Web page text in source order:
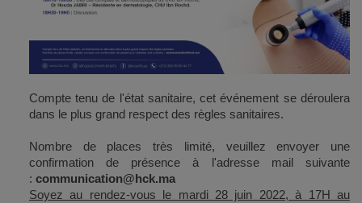
Compte tenu de l'état sanitaire, cet événement se déroulera
dans le plus grand respect des règles sanitaires.
Nombre de places très limité, veuillez envoyer une
confirmation de présence à l'adresse mail suivante
: communication@hck.ma
Soyez au rendez-vous le mardi 28 juin 2022, à 17H au